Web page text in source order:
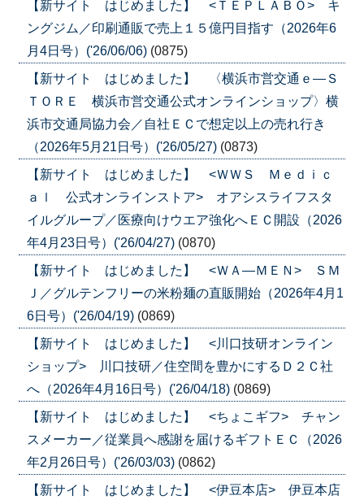
【新サイト はじめました】 <ＴＥＰＬＡＢＯ> キ
ングジム／印刷通販で売上１５億円目指す（2026年6
月4日号）('26/06/06) (0875)
【新サイト はじめました】 〈横浜市営交通ｅ―Ｓ
ＴＯＲＥ 横浜市営交通公式オンラインショップ〉横
浜市交通局協力会／自社ＥＣで想定以上の売れ行き
（2026年5月21日号）('26/05/27) (0873)
【新サイト はじめました】 <ＷＷＳ Ｍｅｄｉｃ
ａｌ 公式オンラインストア> オアシスライフスタ
イルグループ／医療向けウエア強化へＥＣ開設（2026
年4月23日号）('26/04/27) (0870)
【新サイト はじめました】 <ＷＡ―ＭＥＮ> ＳＭ
Ｊ／グルテンフリーの米粉麺の直販開始（2026年4月1
6日号）('26/04/19) (0869)
【新サイト はじめました】 <川口技研オンライン
ショップ> 川口技研／住空間を豊かにするＤ２Ｃ社
へ（2026年4月16日号）('26/04/18) (0869)
【新サイト はじめました】 <ちょこギフ> チャン
スメーカー／従業員へ感謝を届けるギフトＥＣ（2026
年2月26日号）('26/03/03) (0862)
【新サイト はじめました】 <伊豆本店> 伊豆本店